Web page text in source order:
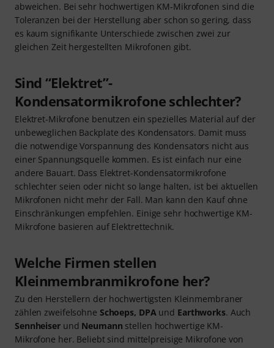
abweichen. Bei sehr hochwertigen KM-Mikrofonen sind die
Toleranzen bei der Herstellung aber schon so gering, dass
es kaum signifikante Unterschiede zwischen zwei zur
gleichen Zeit hergestellten Mikrofonen gibt.
Sind “Elektret”-
Kondensatormikrofone schlechter?
Elektret-Mikrofone benutzen ein spezielles Material auf der
unbeweglichen Backplate des Kondensators. Damit muss
die notwendige Vorspannung des Kondensators nicht aus
einer Spannungsquelle kommen. Es ist einfach nur eine
andere Bauart. Dass Elektret-Kondensatormikrofone
schlechter seien oder nicht so lange halten, ist bei aktuellen
Mikrofonen nicht mehr der Fall. Man kann den Kauf ohne
Einschränkungen empfehlen. Einige sehr hochwertige KM-
Mikrofone basieren auf Elektrettechnik.
Welche Firmen stellen
Kleinmembranmikrofone her?
Zu den Herstellern der hochwertigsten Kleinmembraner
zählen zweifelsohne Schoeps, DPAund Earthworks. Auch
Sennheiserund Neumann stellen hochwertige KM-
Mikrofone her. Beliebt sind mittelpreisige Mikrofone von